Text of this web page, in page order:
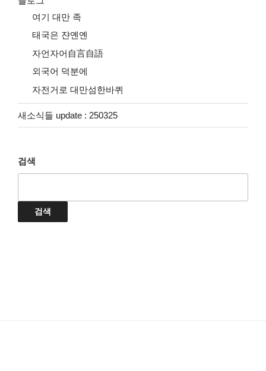
여기 대만 족
태국은 쟌옌옌
자언자어自言自語
외국어 덕분에
자전거로 대만섬한바퀴
새소식들 update : 250325
검색
검색